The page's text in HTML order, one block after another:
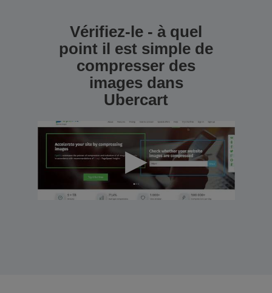
Vérifiez-le - à quel
point il est simple de
compresser des
images dans
Ubercart